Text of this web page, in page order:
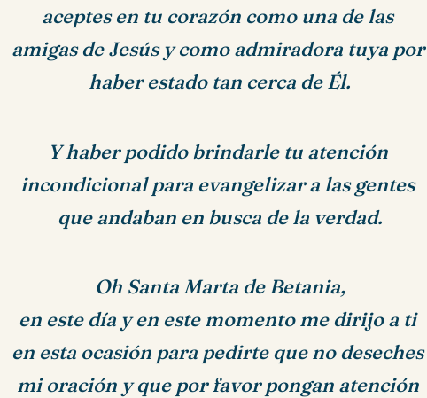
aceptes en tu corazón como una de las
amigas de Jesús y como admiradora tuya por
haber estado tan cerca de Él.
Y haber podido brindarle tu atención
incondicional para evangelizar a las gentes
que andaban en busca de la verdad.
Oh Santa Marta de Betania,
en este día y en este momento me dirijo a ti
en esta ocasión para pedirte que no deseches
mi oración y que por favor pongan atención